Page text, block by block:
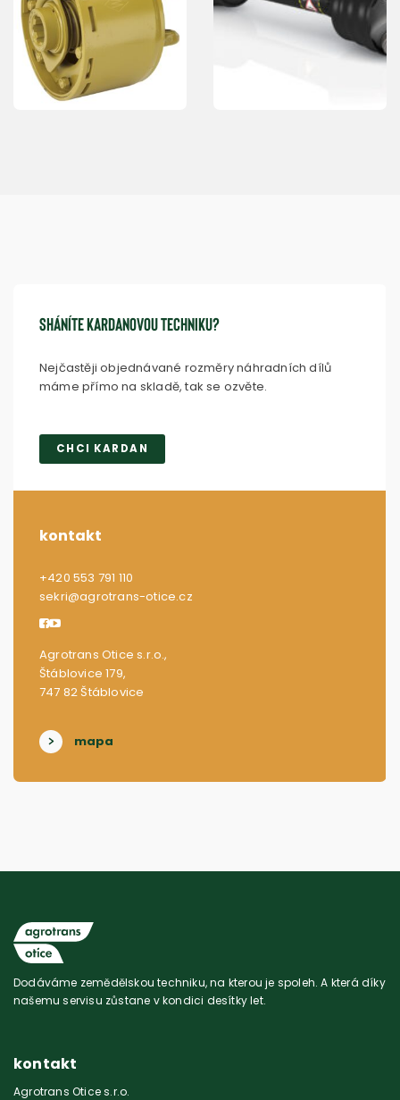
Sháníte kardanovou techniku?
Nejčastěji objednávané rozměry náhradních dílů
máme přímo na skladě, tak se ozvěte.
CHCI KARDAN
kontakt
+420 553 791 110
sekri@agrotrans-otice.cz
Agrotrans Otice s.r.o.,
Štáblovice 179,
747 82 Štáblovice
mapa
Dodáváme zemědělskou techniku, na kterou je spoleh. A která díky
našemu servisu zůstane v kondici desítky let.
kontakt
Agrotrans Otice s.r.o.